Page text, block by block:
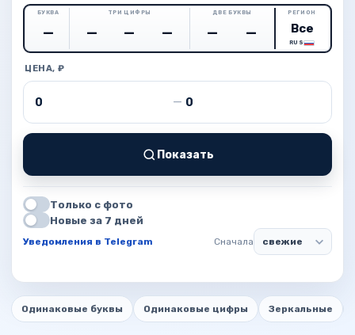
БУКВА ТРИ ЦИФРЫ ДВЕ БУКВЫ РЕГИОН
RUS
ЦЕНА, ₽
Цена от — Цена до
Показать
Только с фото
Новые за 7 дней
Уведомления в Telegram Сначала
Одинаковые буквы Одинаковые цифры Зеркальные